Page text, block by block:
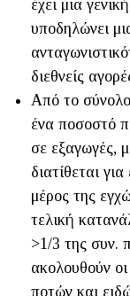
έχει μια
υποδηλώνει
διεθνείς
Από το
ένα ποσοστό
σε εξαγωγές,
διατίθεται για
μέρος της
τελική
>1/3 της συν.
ακολουθούν
ποτών και